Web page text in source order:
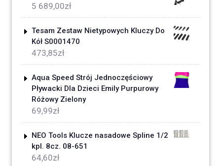
5 689,00zł
Tesam Zestaw Nietypowych Kluczy Do
Kół S0001470
473,85zł
Aqua Speed Strój Jednoczęściowy
Pływacki Dla Dzieci Emily Purpurowy
Różowy Zielony
69,99zł
NEO Tools Klucze nasadowe Spline 1/2
kpl. 8cz. 08-651
64,60zł